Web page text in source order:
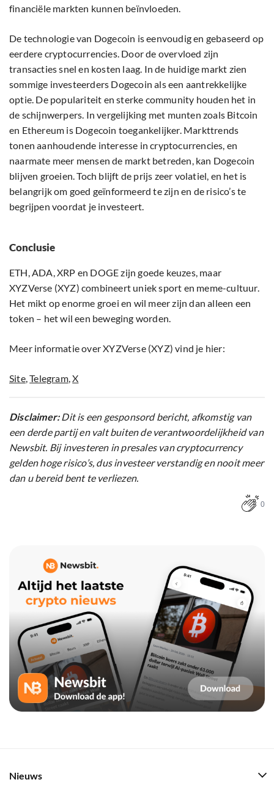
financiële markten kunnen beïnvloeden.
De technologie van Dogecoin is eenvoudig en gebaseerd op
eerdere cryptocurrencies. Door de overvloed zijn
transacties snel en kosten laag. In de huidige markt zien
sommige investeerders Dogecoin als een aantrekkelijke
optie. De populariteit en sterke community houden het in
de schijnwerpers. In vergelijking met munten zoals Bitcoin
en Ethereum is Dogecoin toegankelijker. Markttrends
tonen aanhoudende interesse in cryptocurrencies, en
naarmate meer mensen de markt betreden, kan Dogecoin
blijven groeien. Toch blijft de prijs zeer volatiel, en het is
belangrijk om goed geïnformeerd te zijn en de risico’s te
begrijpen voordat je investeert.
Conclusie
ETH, ADA, XRP en DOGE zijn goede keuzes, maar
XYZVerse (XYZ) combineert uniek sport en meme-cultuur.
Het mikt op enorme groei en wil meer zijn dan alleen een
token – het wil een beweging worden.
Meer informatie over XYZVerse (XYZ) vind je hier:
Site,Telegram,X
Disclaimer:Dit is een gesponsord bericht, afkomstig van
een derde partij en valt buiten de verantwoordelijkheid van
Newsbit. Bij investeren in presales van cryptocurrency
gelden hoge risico’s, dus investeer verstandig en nooit meer
dan u bereid bent te verliezen.
0
Nieuws